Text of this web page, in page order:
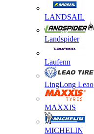
LANDSAIL
Landspider
Laufenn
LingLong Leao
MAXXIS
MICHELIN